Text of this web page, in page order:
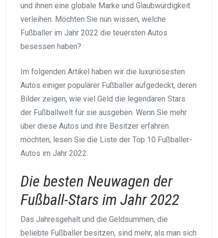
und ihnen eine globale Marke und Glaubwürdigkeit
verleihen. Möchten Sie nun wissen, welche
Fußballer im Jahr 2022 die teuersten Autos
besessen haben?
Im folgenden Artikel haben wir die luxuriösesten
Autos einiger populärer Fußballer aufgedeckt, deren
Bilder zeigen, wie viel Geld die legendären Stars
der Fußballwelt für sie ausgeben. Wenn Sie mehr
über diese Autos und ihre Besitzer erfahren
möchten, lesen Sie die Liste der Top 10 Fußballer-
Autos im Jahr 2022.
Die besten Neuwagen der
Fußball-Stars im Jahr 2022
Das Jahresgehalt und die Geldsummen, die
beliebte Fußballer besitzen, sind mehr, als man sich